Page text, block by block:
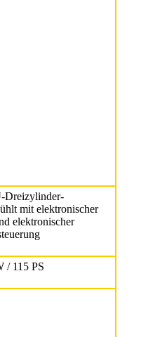
mit elektronischer
elektronischer
/ 115 PS